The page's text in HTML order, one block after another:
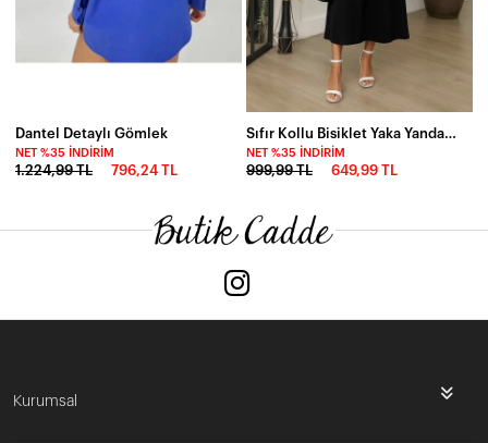
Dantel Detaylı Gömlek
NET %35 İNDIRIM
1.224,99 TL 796,24 TL
Sıfır Kollu Bisiklet Yaka Yandan Büzgü Detaylı Viskon Elbise
NET %35 İNDIRIM
999,99 TL 649,99 TL
Kurumsal